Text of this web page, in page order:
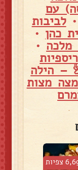
עם
•לביבות
כהן •
מלכה •
– הילה
מצות
צפיות